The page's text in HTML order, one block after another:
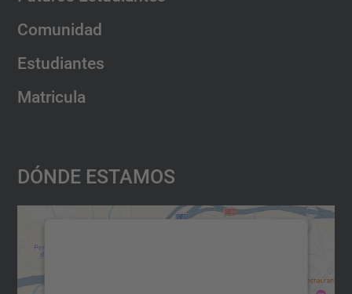
Comunidad
Estudiantes
Matricula
Dónde Estamos